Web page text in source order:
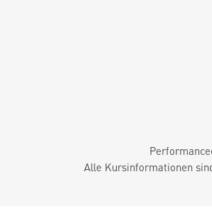
Alle Kursinformationen